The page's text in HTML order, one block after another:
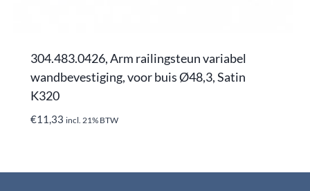
304.483.0426, Arm railingsteun variabel
wandbevestiging, voor buis Ø48,3, Satin
K320
€11,33 incl. 21% BTW